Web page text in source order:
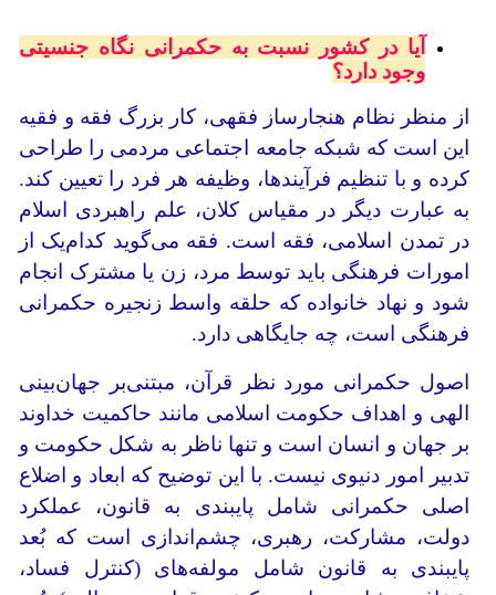
آیا در کشور نسبت به حکمرانی نگاه جنسیتی
وجود دارد؟
از منظر نظام هنجارساز فقهی، کار بزرگ فقه و فقیه
این است که شبکه جامعه اجتماعی مردمی را طراحی
کرده و با تنظیم فرآیندها، وظیفه هر فرد را تعیین کند.
به عبارت دیگر در مقیاس کلان، علم راهبردی اسلام
در تمدن اسلامی، فقه است. فقه می‌گوید کدام‌یک از
امورات فرهنگی باید توسط مرد، زن یا مشترک انجام
شود و نهاد خانواده که حلقه واسط زنجیره حکمرانی
فرهنگی است، چه جایگاهی دارد.
اصول حکمرانی مورد نظر قرآن، مبتنی‌بر جهان‌بینی
الهی و اهداف حکومت اسلامی مانند حاکمیت خداوند
بر جهان و انسان است و تنها ناظر به شکل حکومت و
تدبیر امور دنیوی نیست. با این توضیح که ابعاد و اضلاع
اصلی حکمرانی شامل پایبندی به قانون، عملکرد
دولت، مشارکت، رهبری، چشم‌اندازی است که بُعد
پایبندی به قانون شامل مولفه‌های (کنترل فساد،